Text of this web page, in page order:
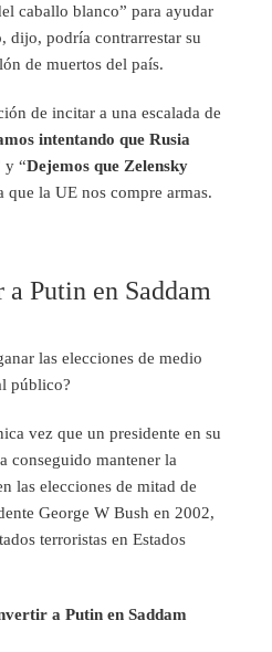
caballo blanco” para ayudar
dijo, podría contrarrestar su
de muertos del país.
de incitar a una escalada de
intentando que Rusia
y “Dejemos que Zelensky
que la UE nos compre armas.
Putin en Saddam
las elecciones de medio
público?
vez que un presidente en su
conseguido mantener la
las elecciones de mitad de
George W Bush en 2002,
terroristas en Estados
a Putin en Saddam